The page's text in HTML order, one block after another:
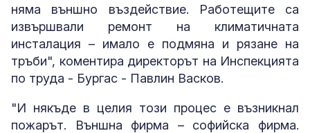
няма външно въздействие. Работещите са
извършвали ремонт на климатичната
инсталация – имало е подмяна и рязане на
тръби", коментира директорът на Инспекцията
по труда - Бургас - Павлин Васков.
"И някъде в целия този процес е възникнал
пожарът. Външна фирма – софийска фирма.